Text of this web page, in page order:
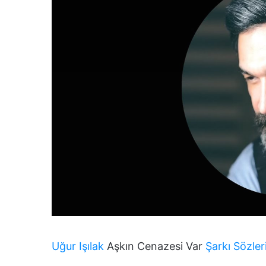
Uğur Işılak Aşkın Cenazesi Var Şarkı